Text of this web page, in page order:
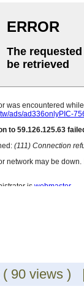
( 90 views